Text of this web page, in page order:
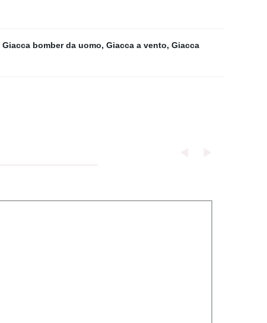
Giacca bomber da uomo, Giacca a vento, Giacca